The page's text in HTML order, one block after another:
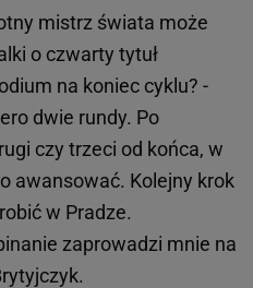
mistrz świata może
o czwarty tytuł
na koniec cyklu? -
dwie rundy. Po
czy trzeci od końca, w
awansować. Kolejny krok
w Pradze.
zaprowadzi mnie na